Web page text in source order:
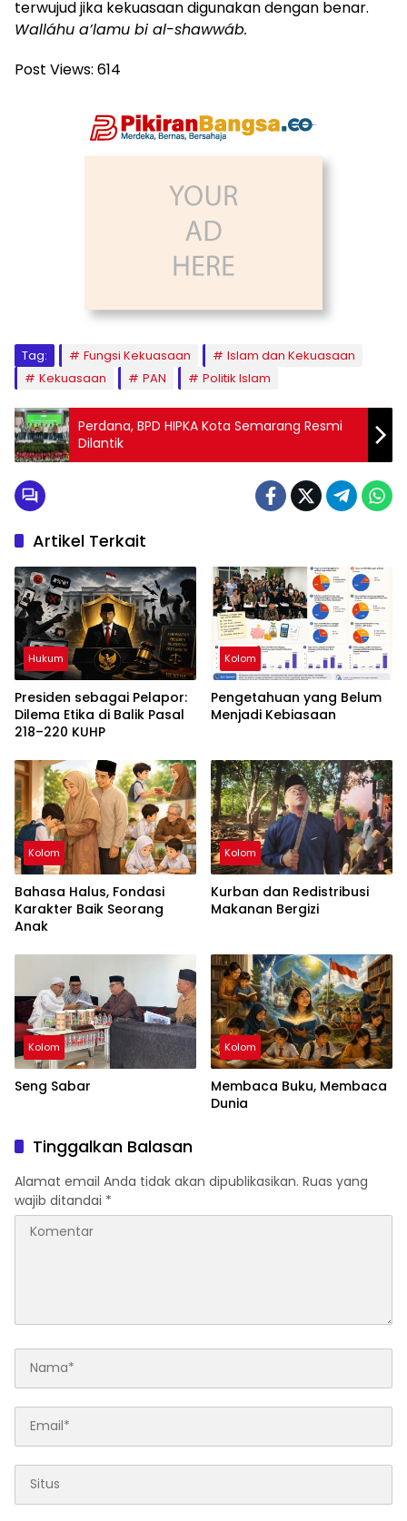
terwujud jika kekuasaan digunakan dengan benar.
Walláhu a’lamu bi al-shawwáb.
Post Views: 614
Tag: Fungsi Kekuasaan
Islam dan Kekuasaan
Kekuasaan
PAN Politik Islam
Perdana, BPD HIPKA Kota Semarang Resmi
Dilantik
Artikel Terkait
Hukum
Presiden sebagai Pelapor:
Dilema Etika di Balik Pasal
218–220 KUHP
Kolom
Pengetahuan yang Belum
Menjadi Kebiasaan
Kolom
Bahasa Halus, Fondasi
Karakter Baik Seorang
Anak
Kolom
Kurban dan Redistribusi
Makanan Bergizi
Kolom
Seng Sabar
Kolom
Membaca Buku, Membaca
Dunia
Tinggalkan Balasan
Alamat email Anda tidak akan dipublikasikan. Ruas yang
wajib ditandai *